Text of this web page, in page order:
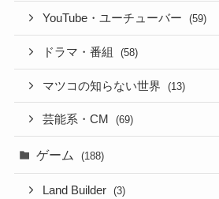
YouTube・ユーチューバー (59)
ドラマ・番組 (58)
マツコの知らない世界 (13)
芸能系・CM (69)
ゲーム (188)
Land Builder (3)